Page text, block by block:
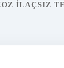
ILAÇSIZ